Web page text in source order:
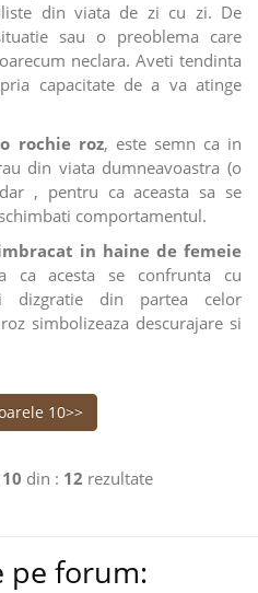
din viata de zi cu zi. De
sau o preoblema care
neclara. Aveti tendinta
capacitate de a va atinge
rochie roz, este semn ca in
din viata dumneavoastra (o
, pentru ca aceasta sa se
comportamentul.
in haine de femeie
ca acesta se confrunta cu
dizgratie din partea celor
simbolizeaza descurajare si
10>>
10 din : 12 rezultate
pe forum: